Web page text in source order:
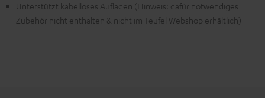
Unterstützt kabelloses Aufladen (Hinweis: dafür notwendiges
Zubehör nicht enthalten & nicht im Teufel Webshop erhältlich)